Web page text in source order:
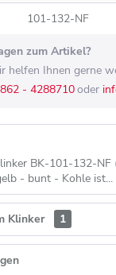
101-132-NF
zum Artikel?
helfen Ihnen gerne
- 4288710oder
BK-101-132-
- bunt - Kohle ist...
Klinker 1